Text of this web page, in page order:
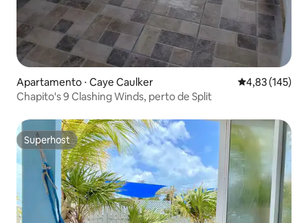
Apartamento ⋅ Caye Caulker 4,83 de uma
4,83 (145)
Chapito's 9 Clashing Winds, perto de Split
Superhost
Superhost